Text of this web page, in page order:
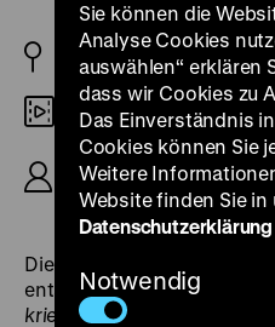
DDR 1971
35mm
R: Wolfgang Bartsch,
Oettingen, Wolfgang
Die beiden in den 1970er
entstandenen Filme
kriegen?
lassen sich
Sie können die
Analyse Cookies
auswählen“ erklären
dass wir Cookies zu
Das Einverständnis
Cookies können Sie
Weitere
Website finden Sie in
Datenschutzerklärung
Notwendig